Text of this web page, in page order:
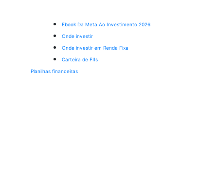
Ebook Da Meta Ao Investimento 2026
Onde investir
Onde investir em Renda Fixa
Carteira de FIIs
Planilhas financeiras